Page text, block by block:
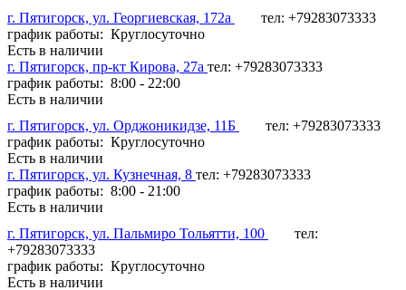
г. Пятигорск, ул. Георгиевская, 172а
тел: +79283073333
график работы: Круглосуточно
Есть в наличии
г. Пятигорск, пр-кт Кирова, 27а тел: +79283073333
график работы: 8:00 - 22:00
Есть в наличии
г. Пятигорск, ул. Орджоникидзе, 11Б
тел: +79283073333
график работы: Круглосуточно
Есть в наличии
г. Пятигорск, ул. Кузнечная, 8 тел: +79283073333
график работы: 8:00 - 21:00
Есть в наличии
г. Пятигорск, ул. Пальмиро Тольятти, 100
тел:
+79283073333
график работы: Круглосуточно
Есть в наличии